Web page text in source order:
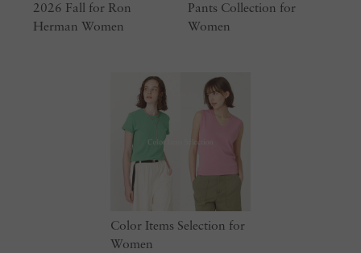
2026 Fall for Ron
Herman Women
Pants Collection for
Women
Color Items Selection for
Women